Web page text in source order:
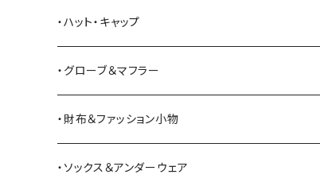
Bass Pro Shops
BATTLE LAKE
Barbour
BAYSIDE
カーディガン
パーカー
ツナギ
ジャージ・スウェット
ハーフパンツ・ショートパンツ
リュック・バックパック
ボストンバッグ・ダッフルバッグ
ヒップバッグ・ファニーパック
ブリーフケース
スニーカー
サンダル
その他シューズ
シュー用品
・ハット・キャップ
・グローブ＆マフラー
・財布＆ファッション小物
・ソックス＆アンダーウェア